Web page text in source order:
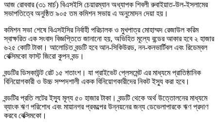
আজ রোববার (৩১ মার্চ) বিএসইসি চেয়ারম্যান অধ্যাপক শিবলী রুবাইয়াত-উল-ইসলামের
সভাপতিত্বে অনুষ্ঠিত ৯০৫ তম কমিশন সভায় এ অনুমোদন দেয়া হয়।
কমিশন সভা শেষে বিএসইসির নির্বাহী পরিচালক ও মুখপাত্র মোহাম্মদ রেজাউল করিম
স্বাক্ষরিত এক সংবাদ বিজ্ঞপ্তিতে জানানো হয়, অভিহিত মূল্যে বন্ডের আকার হবে ২ হাজার
৬২৫ কোটি টাকা। আলোচিত বন্ডটি হবে আন-সিকিউরড, নন-কনভার্টিবল এবং রিডেম্বল
বেক্সিমকো ফাস্ট জিরো কুপন বন্ড।
বন্ডটির ডিসকাউন্ট রেট ১৫ শতাংশ। যা প্রাইভেট প্লেসমেন্ট এর মাধ্যমে প্রাতিষ্ঠানিক
বিনিয়োগকারী ও উচ্চ সম্পদশালী একক বিনিয়োগকারীদের নিকট ইস্যু করা হবে।
বন্ডটির প্রতি লটের ইস্যু মূল্য ৫০ হাজার টাকা। বন্ডটি থেকে অর্থ উত্তোলনের মাধ্যমে
ব্যাংক ঋণ পরিশোধ এবং মায়ানগর প্রকল্পের উন্নয়নের জন্য ডেভেলাপারকে ঋণ প্রদাণ
করবে বেক্সিমকো।